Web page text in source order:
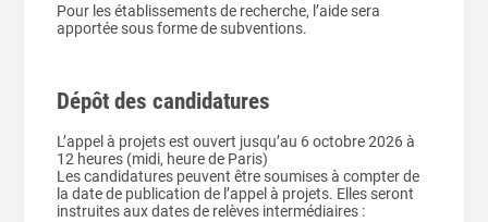
Pour les établissements de recherche, l’aide sera
apportée sous forme de subventions.
Dépôt des candidatures
L’appel à projets est ouvert jusqu’au 6 octobre 2026 à
12 heures (midi, heure de Paris)
Les candidatures peuvent être soumises à compter de
la date de publication de l’appel à projets. Elles seront
instruites aux dates de relèves intermédiaires :